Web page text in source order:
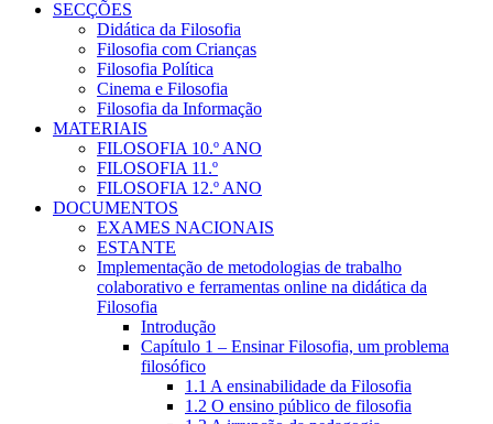
SECÇÕES
Didática da Filosofia
Filosofia com Crianças
Filosofia Política
Cinema e Filosofia
Filosofia da Informação
MATERIAIS
FILOSOFIA 10.º ANO
FILOSOFIA 11.º
FILOSOFIA 12.º ANO
DOCUMENTOS
EXAMES NACIONAIS
ESTANTE
Implementação de metodologias de trabalho
colaborativo e ferramentas online na didática da
Filosofia
Introdução
Capítulo 1 – Ensinar Filosofia, um problema
filosófico
1.1 A ensinabilidade da Filosofia
1.2 O ensino público de filosofia